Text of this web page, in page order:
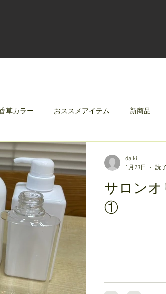
草カラー おススメアイテム 新商品
レージュ みんなのシャンプーやさしずく
サロン
①
daiki
1月23日
読